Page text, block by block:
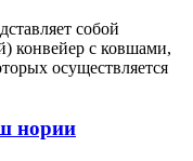
собой
конвейер с ковшами,
осуществляется
нории